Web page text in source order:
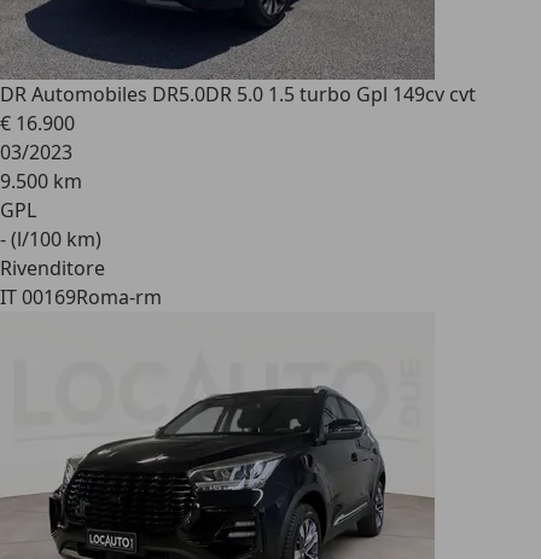
DR Automobiles DR5.0DR 5.0 1.5 turbo Gpl 149cv cvt
€ 16.900
03/2023
9.500 km
GPL
- (l/100 km)
Rivenditore
IT 00169Roma-rm